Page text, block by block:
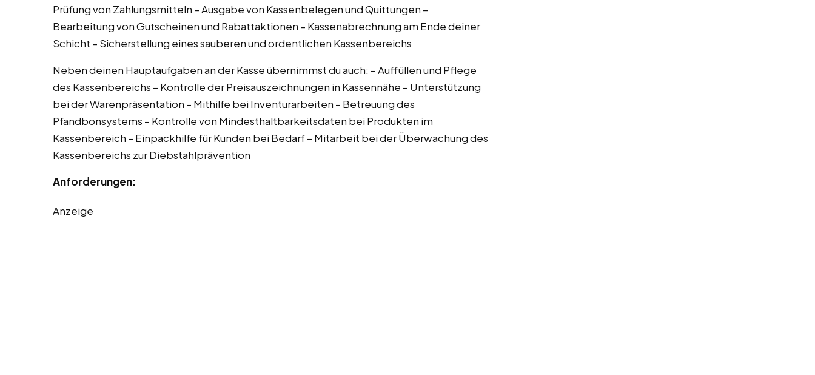
Prüfung von Zahlungsmitteln – Ausgabe von Kassenbelegen und Quittungen –
Bearbeitung von Gutscheinen und Rabattaktionen – Kassenabrechnung am Ende deiner
Schicht – Sicherstellung eines sauberen und ordentlichen Kassenbereichs
Neben deinen Hauptaufgaben an der Kasse übernimmst du auch: – Auffüllen und Pflege
des Kassenbereichs – Kontrolle der Preisauszeichnungen in Kassennähe – Unterstützung
bei der Warenpräsentation – Mithilfe bei Inventurarbeiten – Betreuung des
Pfandbonsystems – Kontrolle von Mindesthaltbarkeitsdaten bei Produkten im
Kassenbereich – Einpackhilfe für Kunden bei Bedarf – Mitarbeit bei der Überwachung des
Kassenbereichs zur Diebstahlprävention
Anforderungen:
Anzeige